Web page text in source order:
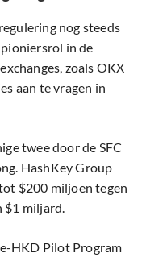
nog steeds
in de
zoals OKX
aan te vragen in
twee door de SFC
HashKey Group
$200 miljoen tegen
$1 miljard.
HKD Pilot Program